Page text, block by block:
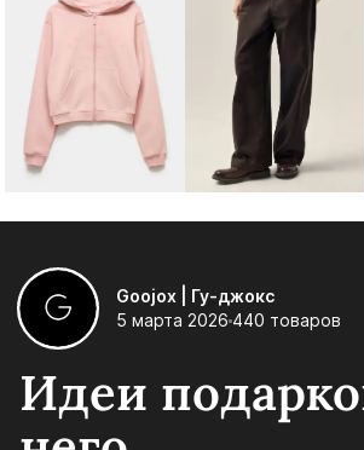
Goojox | Гу-джокс
5 марта 2026 440 товаров
Идеи